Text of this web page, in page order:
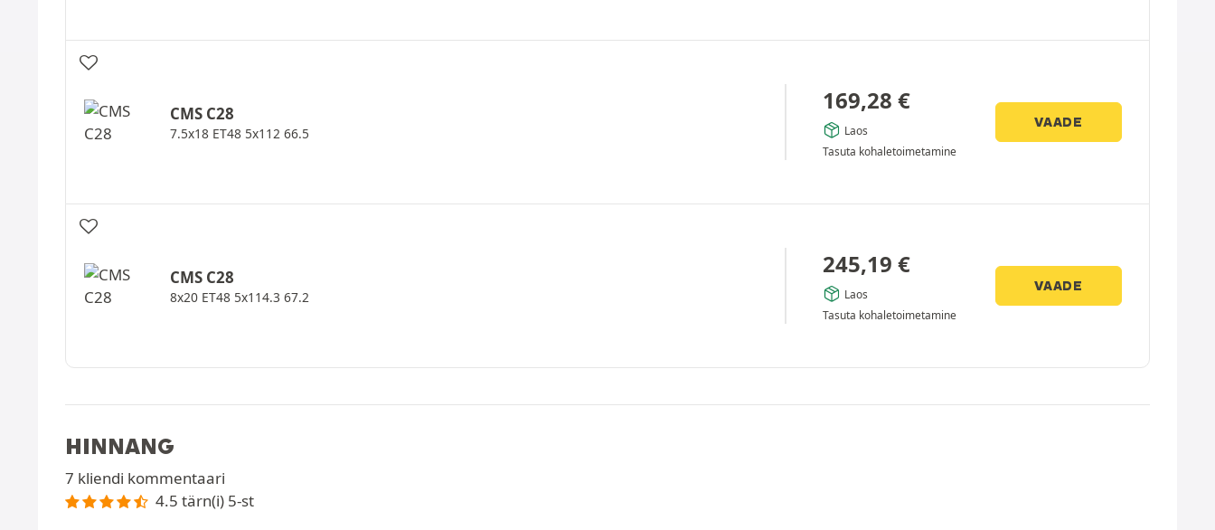
CMS C28
7.5x18 ET48 5x112 66.5
169,28 €
Laos
Tasuta kohaletoimetamine
VAADE
CMS C28
8x20 ET48 5x114.3 67.2
245,19 €
Laos
Tasuta kohaletoimetamine
VAADE
HINNANG
7 kliendi kommentaari
4.5 tärn(i) 5-st